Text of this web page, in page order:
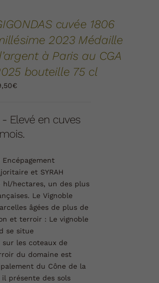
cuvée 1806
2023 Médaille
à Paris au CGA
bouteille 75 cl
€
- Elevé en cuves
Encépagement
et SYRAH
hl/hectares, un des plus
Le Vignoble
âgées de plus de
et terroir : Le vignoble
se situe
les coteaux de
du domaine est
du Cône de la
présente des sols